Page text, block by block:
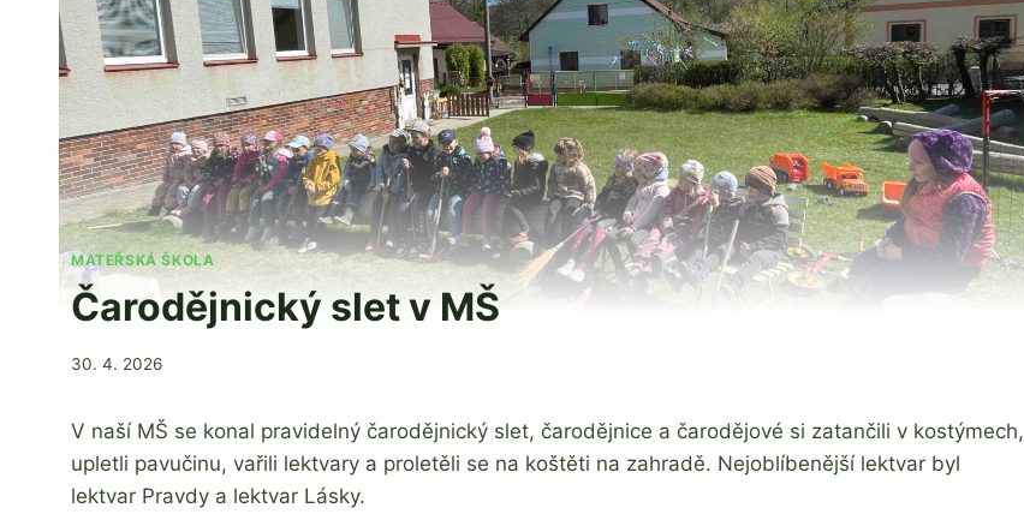
MATEŘSKÁ ŠKOLA
Čarodějnický slet v MŠ
Od
30. 4. 2026
V naší MŠ se konal pravidelný čarodějnický slet, čarodějnice a čarodějové si zatančili v kostýmech,
upletli pavučinu, vařili lektvary a proletěli se na koštěti na zahradě. Nejoblíbenější lektvar byl
lektvar Pravdy a lektvar Lásky.